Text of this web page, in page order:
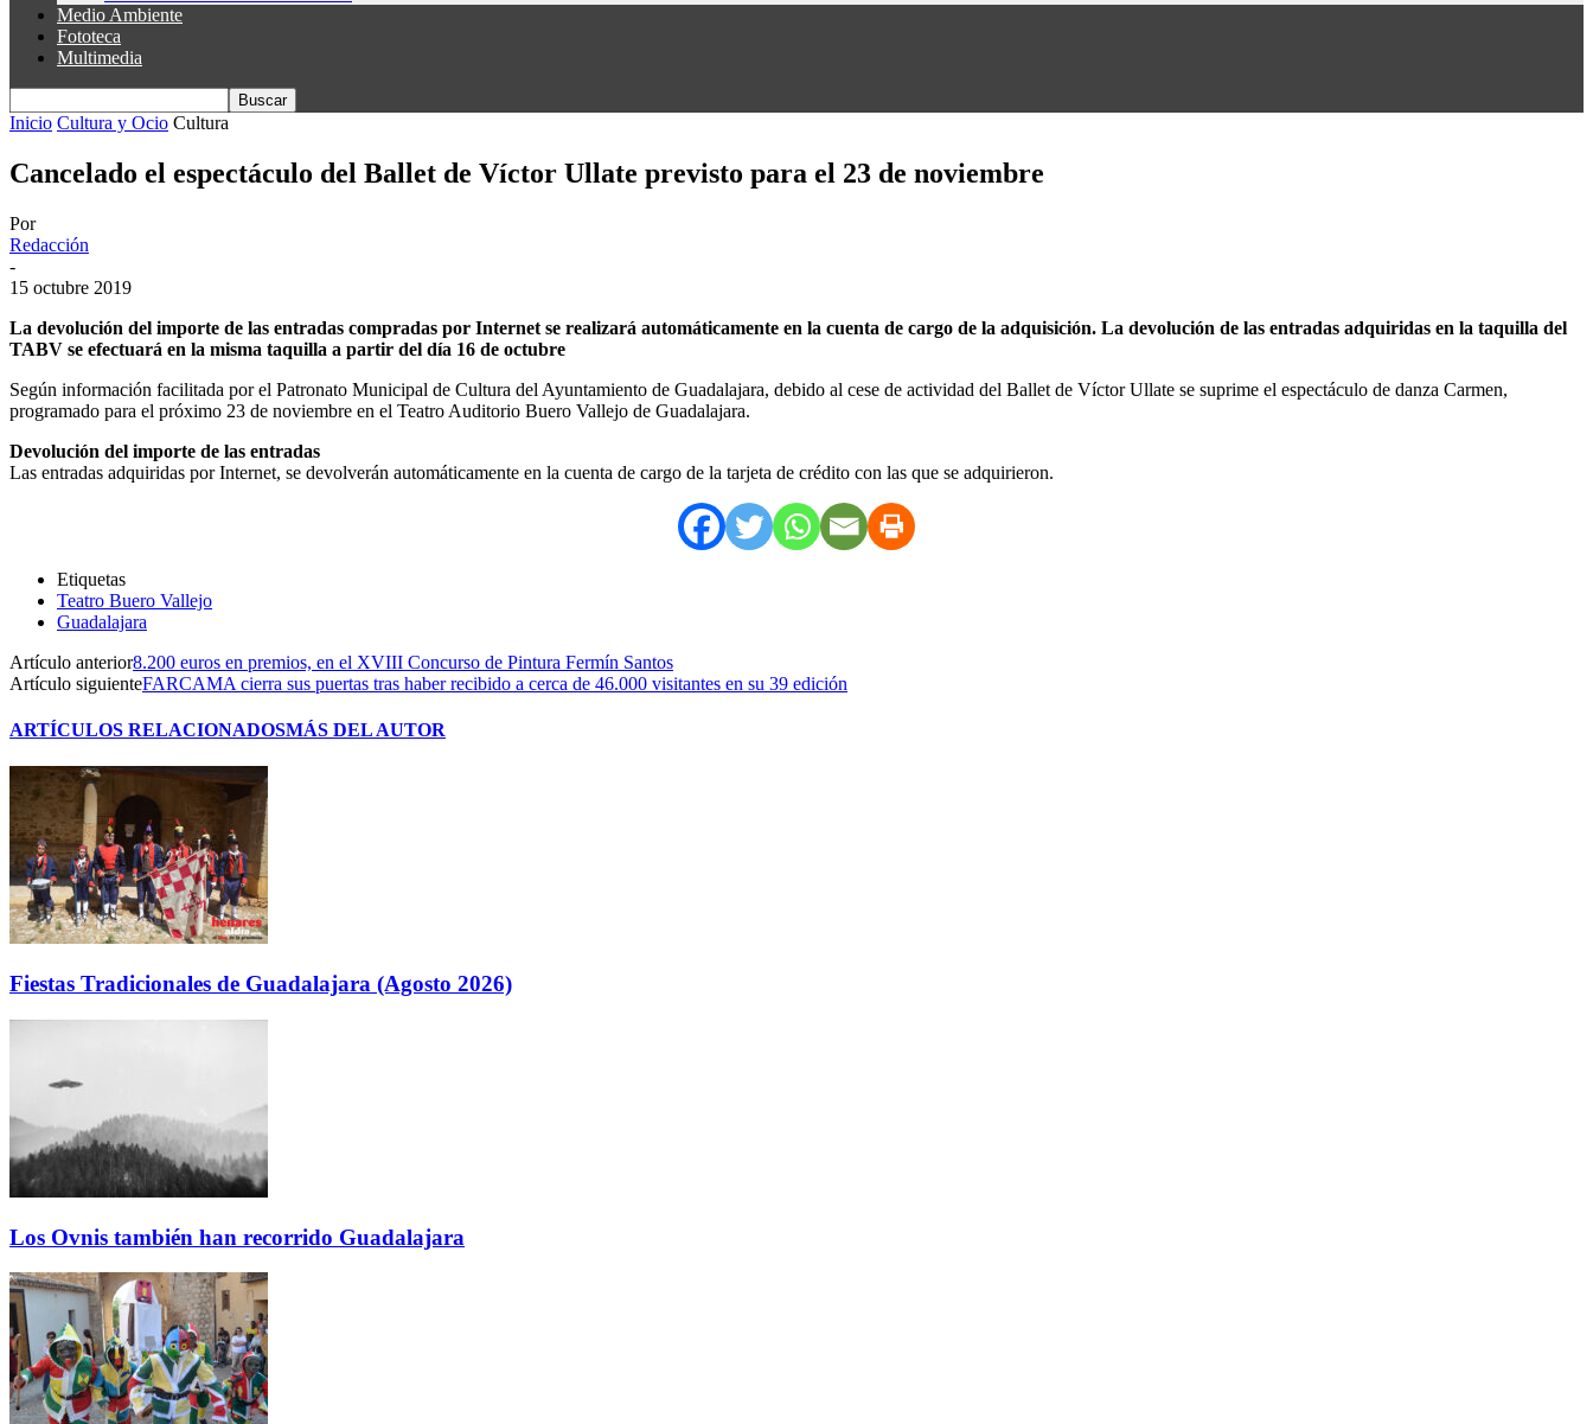
Medio Ambiente
Fototeca
Multimedia
Inicio Cultura y Ocio Cultura
Cancelado el espectáculo del Ballet de Víctor Ullate previsto para el 23 de noviembre
Por
Redacción
-
15 octubre 2019
La devolución del importe de las entradas compradas por Internet se realizará automáticamente en la cuenta de cargo de la adquisición. La devolución de las entradas adquiridas en la taquilla del
TABV se efectuará en la misma taquilla a partir del día 16 de octubre
Según información facilitada por el Patronato Municipal de Cultura del Ayuntamiento de Guadalajara, debido al cese de actividad del Ballet de Víctor Ullate se suprime el espectáculo de danza Carmen,
programado para el próximo 23 de noviembre en el Teatro Auditorio Buero Vallejo de Guadalajara.
Devolución del importe de las entradas
Las entradas adquiridas por Internet, se devolverán automáticamente en la cuenta de cargo de la tarjeta de crédito con las que se adquirieron.
Etiquetas
Teatro Buero Vallejo
Guadalajara
Artículo anterior8.200 euros en premios, en el XVIII Concurso de Pintura Fermín Santos
Artículo siguienteFARCAMA cierra sus puertas tras haber recibido a cerca de 46.000 visitantes en su 39 edición
ARTÍCULOS RELACIONADOSMÁS DEL AUTOR
Fiestas Tradicionales de Guadalajara (Agosto 2026)
Los Ovnis también han recorrido Guadalajara